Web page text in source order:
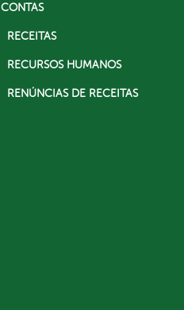
CONTAS
RECEITAS
RECURSOS HUMANOS
RENÚNCIAS DE RECEITAS